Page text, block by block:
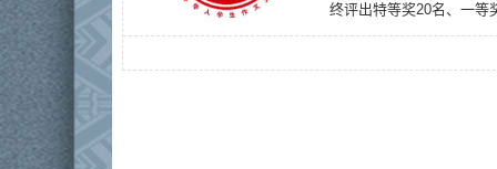
终评出特等奖20名、一等